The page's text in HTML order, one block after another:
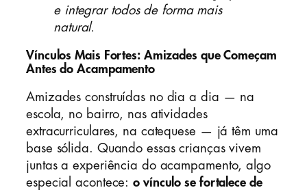
e integrar todos de forma mais
natural.
Vínculos Mais Fortes: Amizades que Começam
Antes do Acampamento
Amizades construídas no dia a dia — na
escola, no bairro, nas atividades
extracurriculares, na catequese — já têm uma
base sólida. Quando essas crianças vivem
juntas a experiência do acampamento, algo
especial acontece:o vínculo se fortalece de